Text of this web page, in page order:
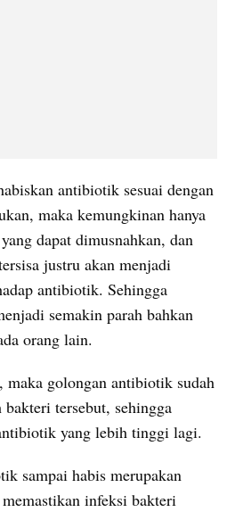
antibiotik sesuai dengan
maka kemungkinan hanya
dapat dimusnahkan, dan
justru akan menjadi
antibiotik. Sehingga
semakin parah bahkan
orang lain.
maka golongan antibiotik sudah
tersebut, sehingga
yang lebih tinggi lagi.
sampai habis merupakan
infeksi bakteri